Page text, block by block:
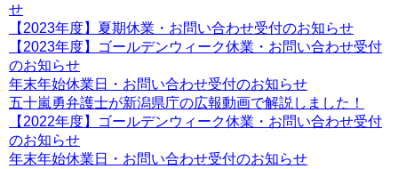
せ
【2023年度】夏期休業・お問い合わせ受付のお知らせ
【2023年度】ゴールデンウィーク休業・お問い合わせ受付
のお知らせ
年末年始休業日・お問い合わせ受付のお知らせ
五十嵐勇弁護士が新潟県庁の広報動画で解説しました！
【2022年度】ゴールデンウィーク休業・お問い合わせ受付
のお知らせ
年末年始休業日・お問い合わせ受付のお知らせ